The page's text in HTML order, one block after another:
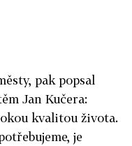
pak popsal
Jan Kučera:
kvalitou života.
je